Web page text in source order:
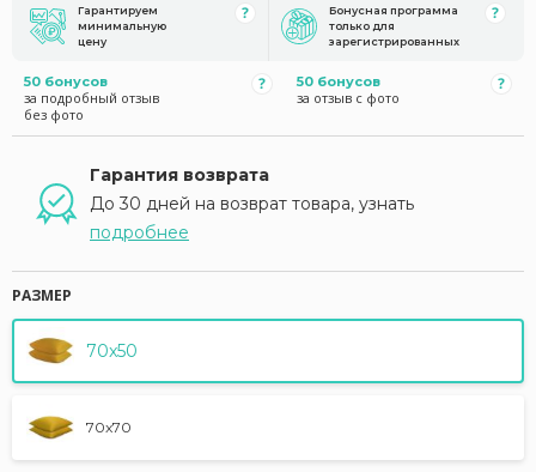
Гарантируем
минимальную
цену
Бонусная программа
только для
зарегистрированных
50 бонусов
за подробный отзыв
без фото
50 бонусов
за отзыв с фото
Гарантия возврата
До 30 дней на возврат товара, узнать
подробнее
РАЗМЕР
70x50
70x70